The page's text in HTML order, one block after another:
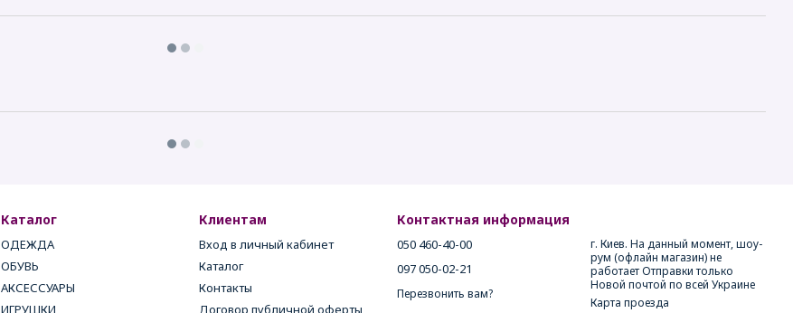
Каталог
ОДЕЖДА
ОБУВЬ
АКСЕССУАРЫ
ИГРУШКИ
Клиентам
Вход в личный кабинет
Каталог
Контакты
Договор публичной оферты
Контактная информация
050 460-40-00
097 050-02-21
Перезвонить вам?
г. Киев. На данный момент, шоу-
рум (офлайн магазин) не
работает Отправки только
Новой почтой по всей Украине
Карта проезда